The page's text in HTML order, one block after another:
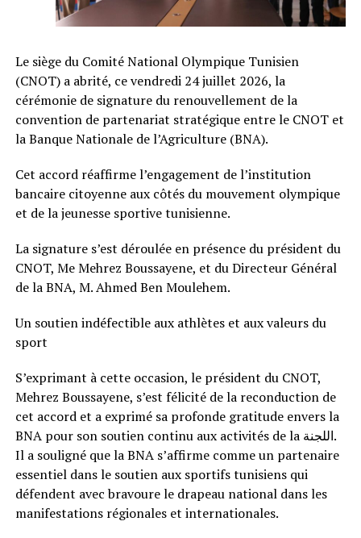
Le siège du Comité National Olympique Tunisien
(CNOT) a abrité, ce vendredi 24 juillet 2026, la
cérémonie de signature du renouvellement de la
convention de partenariat stratégique entre le CNOT et
la Banque Nationale de l’Agriculture (BNA).
Cet accord réaffirme l’engagement de l’institution
bancaire citoyenne aux côtés du mouvement olympique
et de la jeunesse sportive tunisienne.
La signature s’est déroulée en présence du président du
CNOT, Me Mehrez Boussayene, et du Directeur Général
de la BNA, M. Ahmed Ben Moulehem.
Un soutien indéfectible aux athlètes et aux valeurs du
sport
S’exprimant à cette occasion, le président du CNOT,
Mehrez Boussayene, s’est félicité de la reconduction de
cet accord et a exprimé sa profonde gratitude envers la
BNA pour son soutien continu aux activités de la اللجنة.
Il a souligné que la BNA s’affirme comme un partenaire
essentiel dans le soutien aux sportifs tunisiens qui
défendent avec bravoure le drapeau national dans les
manifestations régionales et internationales.